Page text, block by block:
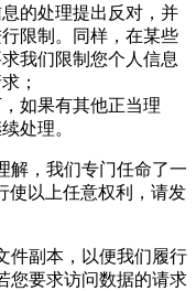
的处理提出反对，并
限制。同样，在某些
我们限制您个人信息
；
如果有其他正当理
处理。
解，我们专门任命了一
使以上任意权利，请发
件副本，以便我们履行
您要求访问数据的请求